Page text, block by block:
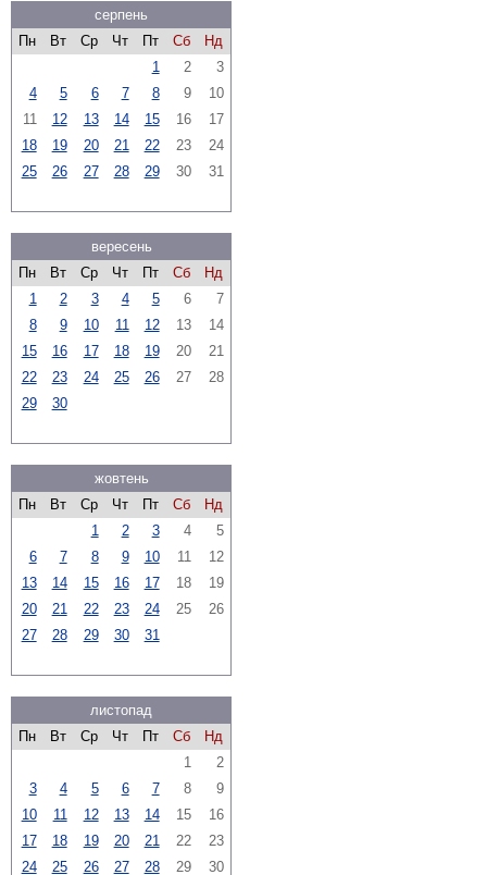
серпень
Пн
Вт Ср Чт Пт Сб
Нд
1
2
3
4
5 6 7 8 9
10
11
12 13 14 15 16
17
18
19 20 21 22 23
24
25
26 27 28 29 30 31
вересень
Пн
Вт Ср Чт Пт Сб
Нд
1
2 3 4 5 6
7
8
9 10 11 12 13
14
15
16 17 18 19 20
21
22
23 24 25 26 27
28
29
30
жовтень
Пн
Вт Ср Чт Пт Сб
Нд
1
2 3 4
5
6
7 8 9 10 11
12
13
14 15 16 17 18
19
20
21 22 23 24 25
26
27
28 29 30 31
листопад
Пн
Вт Ср Чт Пт Сб
Нд
1
2
3
4 5 6 7 8
9
10
11 12 13 14 15
16
17
18 19 20 21 22
23
24
25 26 27 28 29 30